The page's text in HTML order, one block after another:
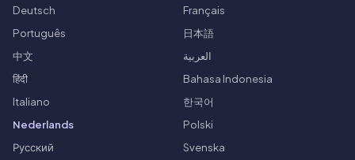
Deutsch
Français
Português
日本語
中文
العربية
हिंदी
Bahasa Indonesia
Italiano
한국어
Nederlands
Polski
Русский
Svenska